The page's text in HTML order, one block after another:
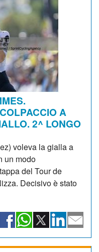
A
2^ LONGO
voleva la gialla a
un modo
del Tour de
Decisivo è stato